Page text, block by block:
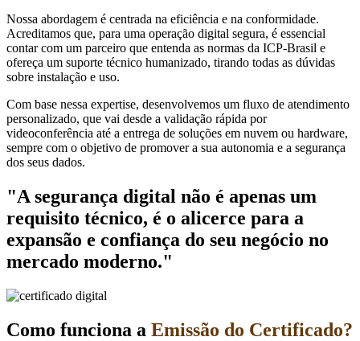
Nossa abordagem é centrada na eficiência e na conformidade.
Acreditamos que, para uma operação digital segura, é essencial
contar com um parceiro que entenda as normas da ICP-Brasil e
ofereça um suporte técnico humanizado, tirando todas as dúvidas
sobre instalação e uso.
Com base nessa expertise, desenvolvemos um fluxo de atendimento
personalizado, que vai desde a validação rápida por
videoconferência até a entrega de soluções em nuvem ou hardware,
sempre com o objetivo de promover a sua autonomia e a segurança
dos seus dados.
"A segurança digital não é apenas um
requisito técnico, é o alicerce para a
expansão e confiança do seu negócio no
mercado moderno."
Como funciona a Emissão do Certificado?